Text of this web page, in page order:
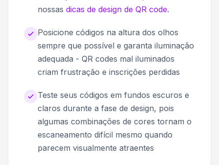
nossas dicas de design de QR code.
Posicione códigos na altura dos olhos
sempre que possível e garanta iluminação
adequada - QR codes mal iluminados
criam frustração e inscrições perdidas
Teste seus códigos em fundos escuros e
claros durante a fase de design, pois
algumas combinações de cores tornam o
escaneamento difícil mesmo quando
parecem visualmente atraentes